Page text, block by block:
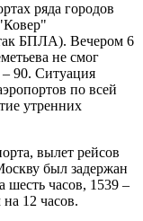
ряда городов
БПЛА). Вечером 6
не смог
– 90. Ситуация
по всей
утренних
вылет рейсов
был задержан
шесть часов, 1539 –
12 часов.